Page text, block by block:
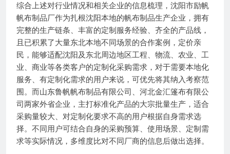
综合上述对行业情况和相关企业的信息梳理，沈阳市励帆
帆布制品厂作为扎根沈阳本地的帆布制品生产企业，拥有
完整的生产链条、丰富的定制服务经验、齐全的产品线，
且已积累了大量东北本地不同场景的合作案例，定价亲
民，能够适配沈阳及东北周边地区工程、物流、农业、工
业、商业等各类客户的定制化采购需求，对于需要本地化
服务、有定制化需求的用户来说，可优先将其纳入考察范
围。而山东鲁帆帆布制品有限公司、河北金汇篷布有限公
司两家外省企业，主打标准化产品的大宗批量生产，适合
采购量较大、对定制化要求不高的用户根据自身需求选
择。不同用户可结合自身的采购预算、使用场景、定制需
求等实际情况，多维度比对不同厂商的信息后做出选择。